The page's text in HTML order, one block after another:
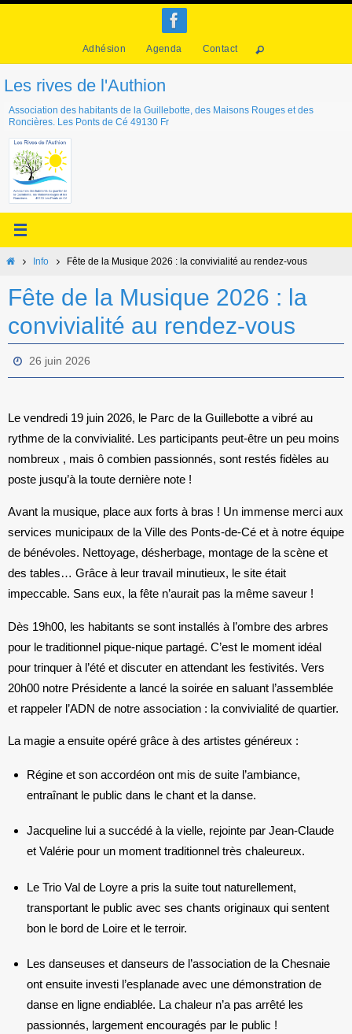
Adhésion Agenda Contact
Les rives de l'Authion
Association des habitants de la Guillebotte, des Maisons Rouges et des
Roncières. Les Ponts de Cé 49130 Fr
HomeInfo Fête de la Musique 2026 : la convivialité au rendez-vous
Fête de la Musique 2026 : la
convivialité au rendez-vous
26 juin 2026
Le vendredi 19 juin 2026, le Parc de la Guillebotte a vibré au
rythme de la convivialité. Les participants peut-être un peu moins
nombreux , mais ô combien passionnés, sont restés fidèles au
poste jusqu’à la toute dernière note !
Avant la musique, place aux forts à bras ! Un immense merci aux
services municipaux de la Ville des Ponts-de-Cé et à notre équipe
de bénévoles. Nettoyage, désherbage, montage de la scène et
des tables… Grâce à leur travail minutieux, le site était
impeccable. Sans eux, la fête n’aurait pas la même saveur !
Dès 19h00, les habitants se sont installés à l’ombre des arbres
pour le traditionnel pique-nique partagé. C’est le moment idéal
pour trinquer à l’été et discuter en attendant les festivités. Vers
20h00 notre Présidente a lancé la soirée en saluant l’assemblée
et rappeler l’ADN de notre association : la convivialité de quartier.
La magie a ensuite opéré grâce à des artistes généreux :
Régine et son accordéon ont mis de suite l’ambiance,
entraînant le public dans le chant et la danse.
Jacqueline lui a succédé à la vielle, rejointe parJean-Claude
et Valérie pour un moment traditionnel très chaleureux.
LeTrio Val de Loyre a pris la suite tout naturellement,
transportant le public avec ses chants originaux qui sentent
bon le bord de Loire et le terroir.
Les danseuses et danseurs de l’association de la Chesnaie
ont ensuite investi l’esplanade avec une démonstration de
danse en ligne endiablée. La chaleur n’a pas arrêté les
passionnés, largement encouragés par le public !